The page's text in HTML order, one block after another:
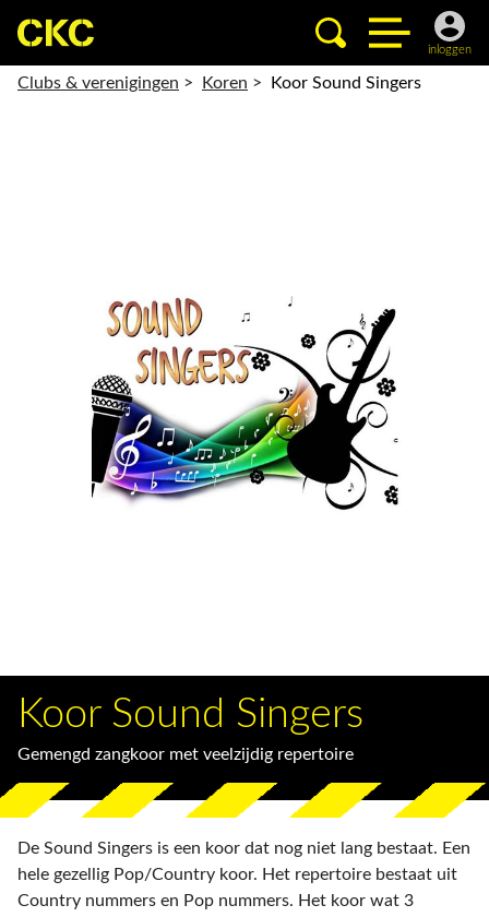
inloggen
Clubs & verenigingen > Koren > Koor Sound Singers
Koor Sound Singers
Gemengd zangkoor met veelzijdig repertoire
De Sound Singers is een koor dat nog niet lang bestaat. Een
hele gezellig Pop/Country koor. Het repertoire bestaat uit
Country nummers en Pop nummers. Het koor wat 3